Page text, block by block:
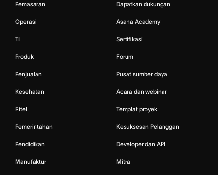
Pemasaran
Operasi
TI
Produk
Penjualan
Kesehatan
Ritel
Pemerintahan
Pendidikan
Manufaktur
Dapatkan dukungan
Asana Academy
Sertifikasi
Forum
Pusat sumber daya
Acara dan webinar
Templat proyek
Kesuksesan Pelanggan
Developer dan API
Mitra